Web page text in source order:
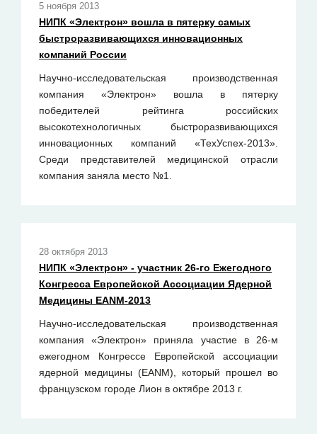
5 ноября 2013
НИПК «Электрон» вошла в пятерку самых
быстроразвивающихся инновационных
компаний России
Научно-исследовательская производственная
компания «Электрон» вошла в пятерку
победителей рейтинга российских
высокотехнологичных быстроразвивающихся
инновационных компаний «ТехУспех-2013».
Среди представителей медицинской отрасли
компания заняла место №1.
28 октября 2013
НИПК «Электрон» - участник 26-го Ежегодного
Конгресса Европейской Ассоциации Ядерной
Медицины EANM-2013
Научно-исследовательская производственная
компания «Электрон» приняла участие в 26-м
ежегодном Конгрессе Европейской ассоциации
ядерной медицины (EANM), который прошел во
французском городе Лион в октябре 2013 г.